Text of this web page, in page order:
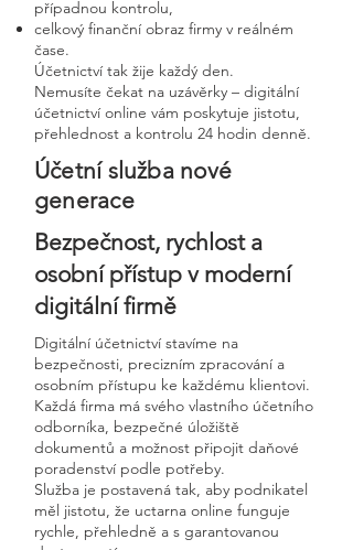
případnou kontrolu,
celkový finanční obraz firmy v reálném
čase.
Účetnictví tak žije každý den.
Nemusíte čekat na uzávěrky – digitální
účetnictví online vám poskytuje jistotu,
přehlednost a kontrolu 24 hodin denně.
Účetní služba nové
generace
Bezpečnost, rychlost a
osobní přístup v moderní
digitální firmě
Digitální účetnictví stavíme na
bezpečnosti, precizním zpracování a
osobním přístupu ke každému klientovi.
Každá firma má svého vlastního účetního
odborníka, bezpečné úložiště
dokumentů a možnost připojit daňové
poradenství podle potřeby.
Služba je postavená tak, aby podnikatel
měl jistotu, že uctarna online funguje
rychle, přehledně a s garantovanou